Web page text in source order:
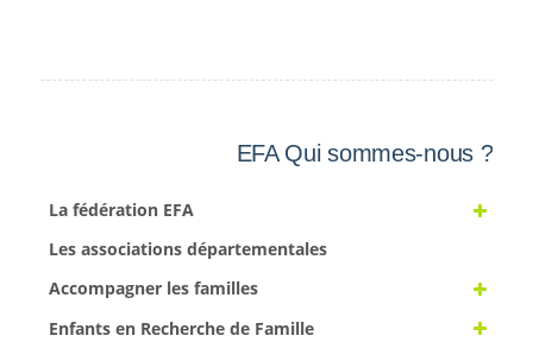
EFA Qui sommes-nous ?
La fédération EFA
Les associations départementales
Accompagner les familles
Enfants en Recherche de Famille